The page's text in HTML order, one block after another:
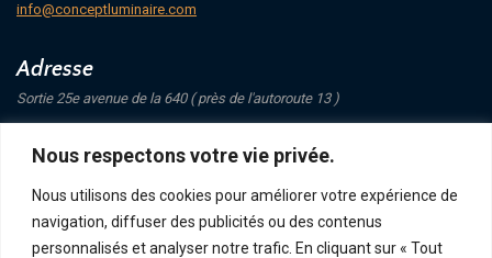
Nous respectons votre vie privée.
Nous utilisons des cookies pour améliorer votre expérience de
navigation, diffuser des publicités ou des contenus
personnalisés et analyser notre trafic. En cliquant sur « Tout
info@conceptluminaire.com
Adresse
Sortie 25e avenue de la 640 ( près de l'autoroute 13 )
Saint-Eustache
Suivez-nous